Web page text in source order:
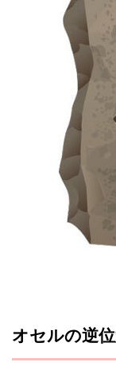
オセルの逆